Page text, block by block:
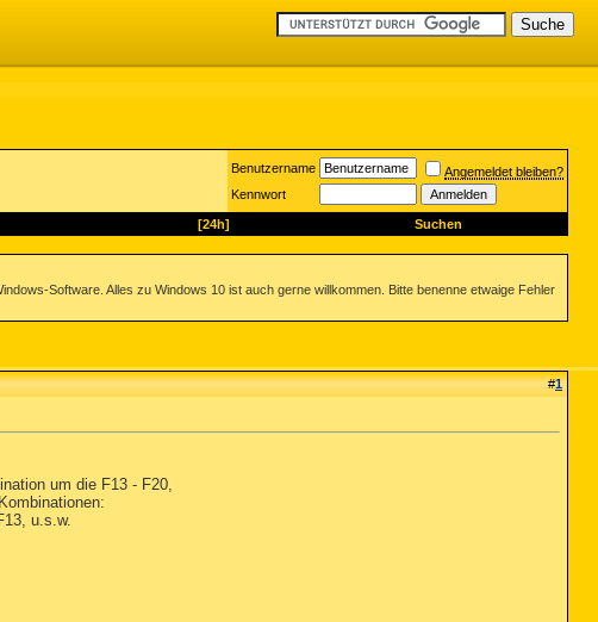
Benutzername
Angemeldet bleiben?
Kennwort
[24h] Suchen
Software. Alles zu Windows 10 ist auch gerne willkommen. Bitte benenne etwaige Fehler
#1
um die F13 - F20,
u.s.w.